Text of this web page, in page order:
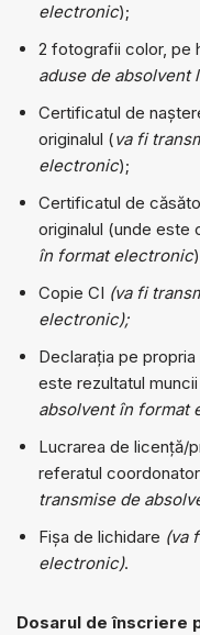
electronic);
2 fotografii color, pe
aduse de absolvent
Certificatul de
originalul (va fi
electronic);
Certificatul de
originalul (unde este
în format electronic
Copie CI (va fi
electronic);
Declarația pe
este rezultatul
absolvent în format
Lucrarea de licență/
referatul
transmise de
Fișa de lichidare (va
electronic).
Dosarul de înscriere